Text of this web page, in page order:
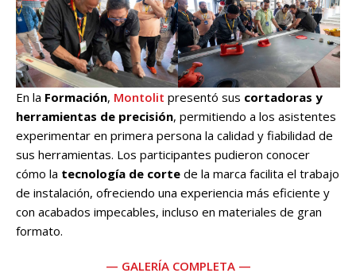
En la Formación, Montolit presentó sus cortadoras y
herramientas de precisión, permitiendo a los asistentes
experimentar en primera persona la calidad y fiabilidad de
sus herramientas. Los participantes pudieron conocer
cómo la tecnología de corte de la marca facilita el trabajo
de instalación, ofreciendo una experiencia más eficiente y
con acabados impecables, incluso en materiales de gran
formato.
— GALERÍA COMPLETA —